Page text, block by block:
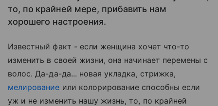
то, по крайней мере, прибавить нам
хорошего настроения.
Известный факт - если женщина хочет что-то
изменить в своей жизни, она начинает перемены с
волос. Да-да-да... новая укладка, стрижка,
мелирование или колорирование способны если
уж и не изменить нашу жизнь, то, по крайней